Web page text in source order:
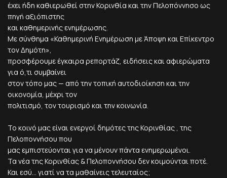
έχει ήδη καθιερωθεί στην Κορινθία και την Πελοπόννησο ως
πηγή αξιόπιστης
και καθημερινής ενημέρωσης.
Με σύνθημα «Καθημερινή Ενημέρωση με Άποψη και Επίκεντρο
τον Δημότη»,
προσφέρουμε έγκαιρα ρεπορτάζ, ειδήσεις και αφιερώματα
για ό,τι συμβαίνει
στον τόπο μας — από την τοπική αυτοδιοίκηση και την
οικονομία, μέχρι τον
πολιτισμό, τον τουρισμό και την κοινωνία.
Το κοινό μας είναι ενεργοί δημότες της Κορινθίας , της
Πελοποννήσου που
μας εμπιστεύονται για να μένουν πάντα ενημερωμένοι.
Τα νέα της Κορινθίας & Πελοποννήσου δεν κοιμούνται ποτέ.
Και εσύ... γιατί να τα μαθαίνεις τελευταίος;